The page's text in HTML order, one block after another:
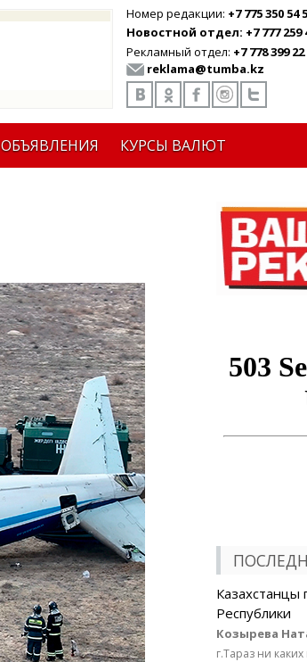
Номер редакции: +7 775 350 54
Новостной отдел: +7 777 259
Рекламный отдел: +7 778 399 22
reklama@tumba.kz
ОБЪЯВЛЕНИЯ КУРСЫ ВАЛЮТ
Казахстанцы
Республики
Козырева
г.Тараз ни каких